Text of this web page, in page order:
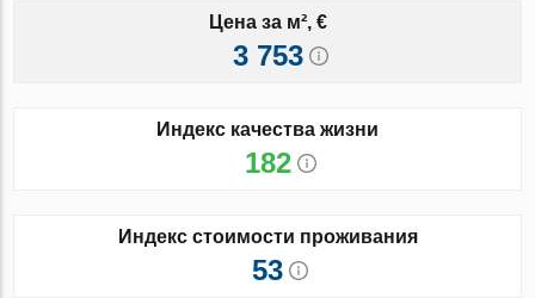
Цена за м², €
3 753
Индекс качества жизни
182
Индекс стоимости проживания
53